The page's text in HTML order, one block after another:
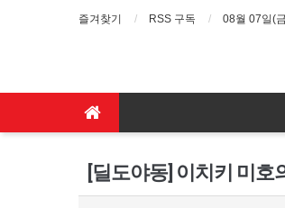
즐겨찾기 RSS 구독 08월 07일(
[딜도야동] 이치키 미호